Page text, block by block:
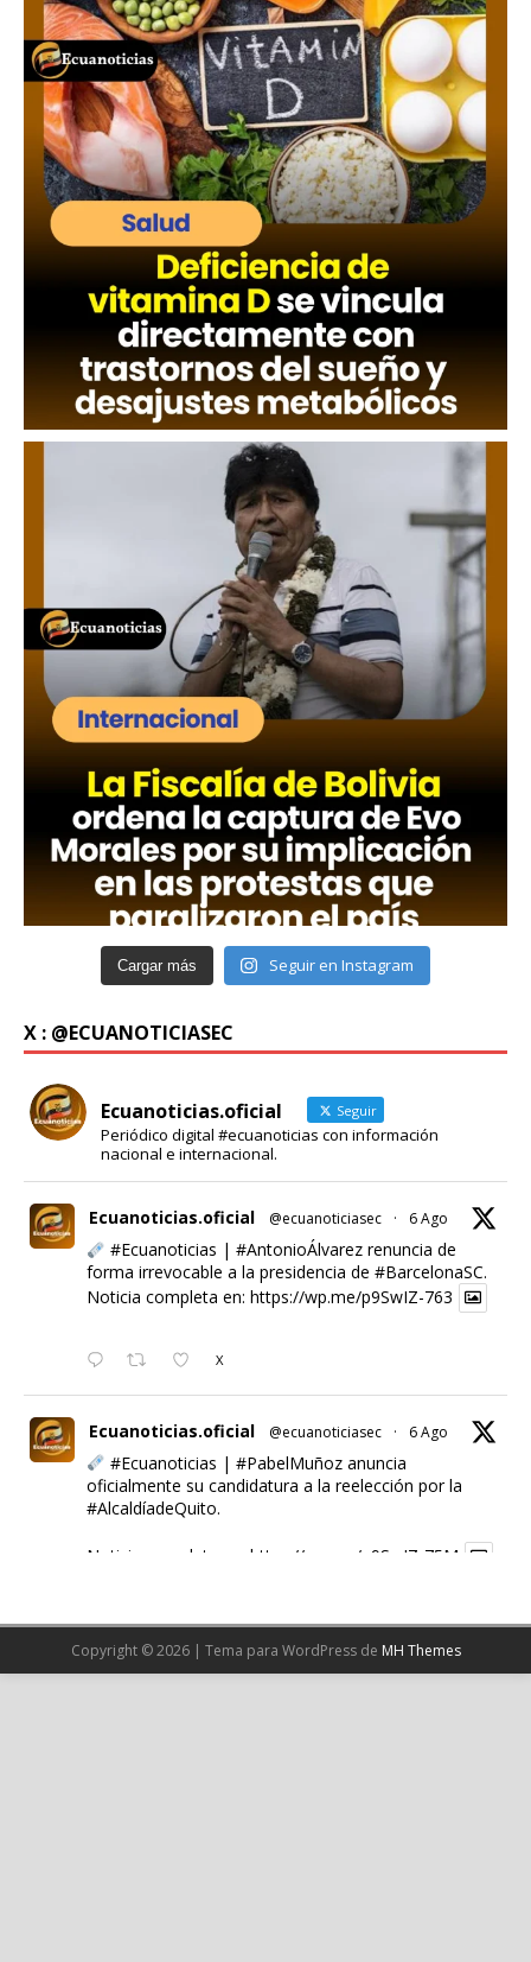
Cargar más Seguir en Instagram
X : @ECUANOTICIASEC
Ecuanoticias.oficial Seguir
Periódico digital #ecuanoticias con información
nacional e internacional.
Ecuanoticias.oficial @ecuanoticiasec · 6 Ago
#Ecuanoticias | #AntonioÁlvarezrenuncia de
forma irrevocable a la presidencia de #BarcelonaSC.
Noticia completa en: https://wp.me/p9SwIZ-763
X
Ecuanoticias.oficial @ecuanoticiasec · 6 Ago
#Ecuanoticias | #PabelMuñozanuncia
oficialmente su candidatura a la reelección por la
#AlcaldíadeQuito.
Noticia completa en: https://wp.me/p9SwIZ-75M
Cargar más
Copyright © 2026 | Tema para WordPress de MH Themes